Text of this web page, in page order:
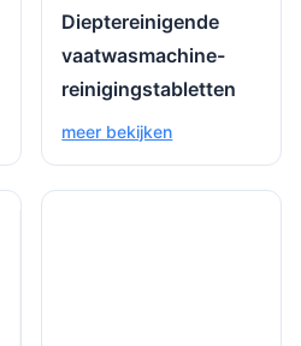
Dieptereinigende
vaatwasmachine-
reinigingstabletten
meer bekijken